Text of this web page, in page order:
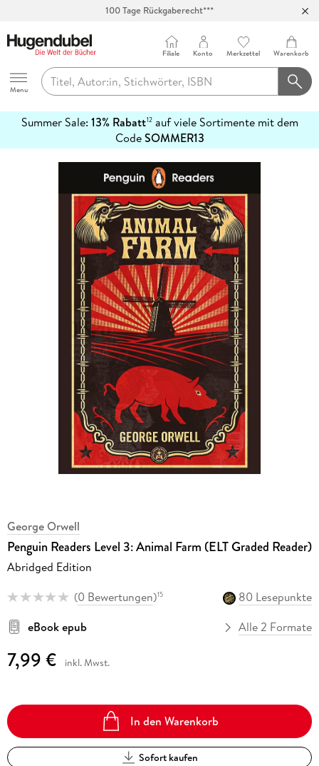
100 Tage Rückgaberecht***
Hugendubel
Menu
Filiale Konto Merkzettel Warenkorb
Summer Sale: 13% Rabatt12auf viele Sortimente mit dem
CodeSOMMER13
erfahren
George Orwell
Penguin Readers Level 3: Animal Farm (ELT Graded Reader)
Abridged Edition
(0 Bewertungen)15
80 Lesepunkte
eBook epub
Alle 2 Formate
7,99 € inkl. Mwst.
In den Warenkorb
Sofort kaufen